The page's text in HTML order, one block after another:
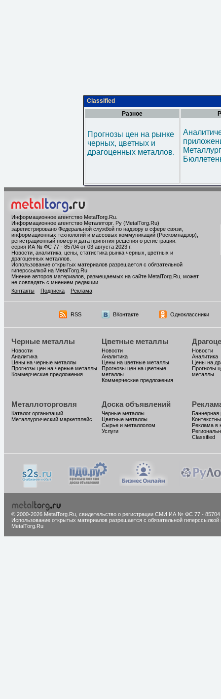
Classified
Разное
Прогнозы цен на рынке
черных, цветных и
драгоценных металлов.
Информационное агентство MetalTorg.Ru
Информационное агентство Металлторг. Ру (MetalTorg.Ru)
зарегистрировано Федеральной службой по надзору в сфере связи,
информационных технологий и массовых коммуникаций (Роскомнадзор),
регистрационный номер и дата принятия решения о регистрации:
серия ИА № ФС 77 - 85704 от 03 августа 2023 г.
Новости, аналитика, цены, статистика рынка черных, цветных и
драгоценных металлов.
Использование открытых материалов разрешается с обязательной
гиперссылкой на MetalTorg.Ru
Мнение авторов материалов, размещаемых на сайте MetalTorg.Ru, может
не совпадать с мнением редакции.
Контакты
Подписка Реклама
RSS ВКонтакте Одноклассники
Черные металлы
Новости
Аналитика
Цены на черные металлы
Прогнозы цен на черные металлы
Коммерческие предложения
Цветные металлы
Новости
Аналитика
Цены на цветные металлы
Прогнозы цен на цветные
металлы
Коммерческие предложения
Новости
Аналитика
Цены на
Прогнозы
металлы
Металлоторговля
Каталог организаций
Металлургический маркетплейс
Доска объявлений
Черные металлы
Цветные металлы
Сырье и металлолом
Услуги
Баннерная
Реклама в
Classified
© 2000-2026 MetalTorg.Ru, cвидетельство о регистрации СМИ ИА № ФС 77 - 85704
Использование открытых материалов разрешается с обязательной гиперссылкой
MetalTorg.Ru